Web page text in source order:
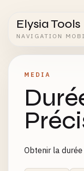
Elysia Tools
NAVIGATION
MEDIA
Obtenir la durée